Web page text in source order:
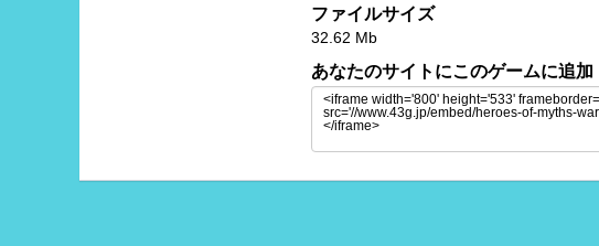
ファイルサイズ
32.62 Mb
あなたのサイトにこのゲームに追加